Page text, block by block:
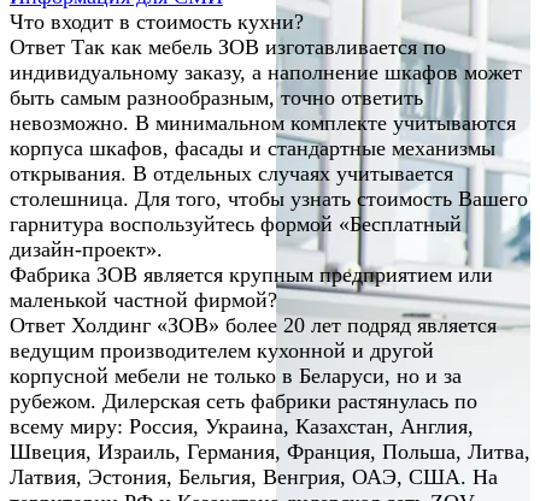
Что входит в стоимость кухни?
Ответ Так как мебель ЗОВ изготавливается по
индивидуальному заказу, а наполнение шкафов может
быть самым разнообразным, точно ответить
невозможно. В минимальном комплекте учитываются
корпуса шкафов, фасады и стандартные механизмы
открывания. В отдельных случаях учитывается
столешница. Для того, чтобы узнать стоимость Вашего
гарнитура воспользуйтесь формой «Бесплатный
дизайн-проект».
Фабрика ЗОВ является крупным предприятием или
маленькой частной фирмой?
Ответ Холдинг «ЗОВ» более 20 лет подряд является
ведущим производителем кухонной и другой
корпусной мебели не только в Беларуси, но и за
рубежом. Дилерская сеть фабрики растянулась по
всему миру: Россия, Украина, Казахстан, Англия,
Швеция, Израиль, Германия, Франция, Польша, Литва,
Латвия, Эстония, Бельгия, Венгрия, ОАЭ, США. На